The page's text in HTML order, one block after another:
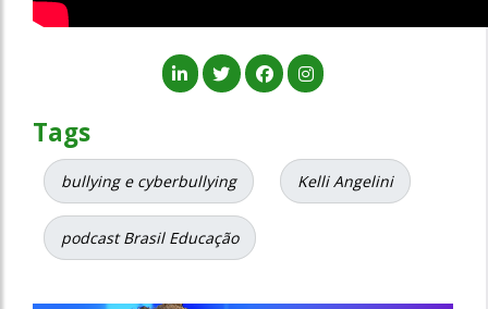
Tags
bullying e cyberbullying Kelli Angelini
podcast Brasil Educação